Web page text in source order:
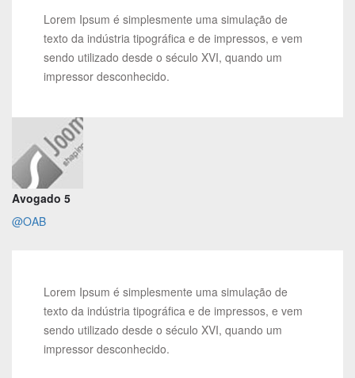
Lorem Ipsum é simplesmente uma simulação de
texto da indústria tipográfica e de impressos, e vem
sendo utilizado desde o século XVI, quando um
impressor desconhecido.
Avogado 5
@OAB
Lorem Ipsum é simplesmente uma simulação de
texto da indústria tipográfica e de impressos, e vem
sendo utilizado desde o século XVI, quando um
impressor desconhecido.